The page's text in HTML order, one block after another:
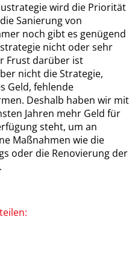
wird die Priorität
Sanierung von
noch gibt es genügend
nicht oder sehr
Frust darüber ist
nicht die Strategie,
Geld, fehlende
Deshalb haben wir mit
Jahren mehr Geld für
steht, um an
Maßnahmen wie die
oder die Renovierung der